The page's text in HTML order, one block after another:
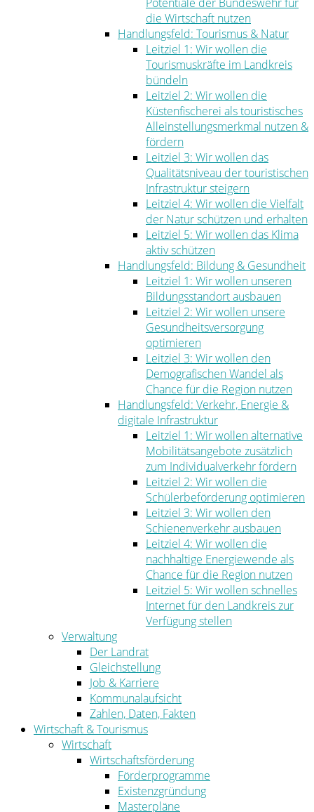
die Wirtschaft nutzen
Handlungsfeld: Tourismus & Natur
Leitziel 1: Wir wollen die
Tourismuskräfte im Landkreis
bündeln
Leitziel 2: Wir wollen die
Küstenfischerei als touristisches
Alleinstellungsmerkmal nutzen &
fördern
Leitziel 3: Wir wollen das
Qualitätsniveau der touristischen
Infrastruktur steigern
Leitziel 4: Wir wollen die Vielfalt
der Natur schützen und erhalten
Leitziel 5: Wir wollen das Klima
aktiv schützen
Handlungsfeld: Bildung & Gesundheit
Leitziel 1: Wir wollen unseren
Bildungsstandort ausbauen
Leitziel 2: Wir wollen unsere
Gesundheitsversorgung
optimieren
Leitziel 3: Wir wollen den
Demografischen Wandel als
Chance für die Region nutzen
Handlungsfeld: Verkehr, Energie &
digitale Infrastruktur
Leitziel 1: Wir wollen alternative
Mobilitätsangebote zusätzlich
zum Individualverkehr fördern
Leitziel 2: Wir wollen die
Schülerbeförderung optimieren
Leitziel 3: Wir wollen den
Schienenverkehr ausbauen
Leitziel 4: Wir wollen die
nachhaltige Energiewende als
Chance für die Region nutzen
Leitziel 5: Wir wollen schnelles
Internet für den Landkreis zur
Verfügung stellen
Verwaltung
Der Landrat
Gleichstellung
Job & Karriere
Kommunalaufsicht
Zahlen, Daten, Fakten
Wirtschaft & Tourismus
Wirtschaft
Wirtschaftsförderung
Förderprogramme
Existenzgründung
Masterpläne